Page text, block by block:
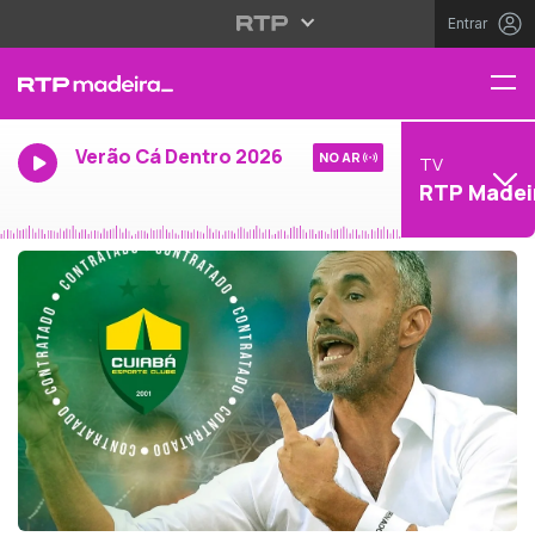
Entrar
Verão Cá Dentro 2026 NO AR TV
RTP